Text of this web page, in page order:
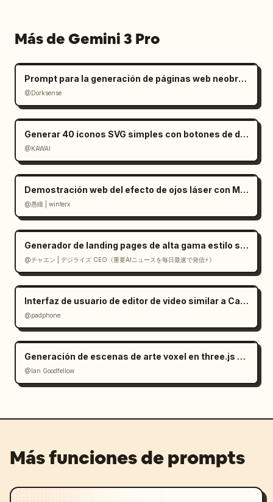
Más de Gemini 3 Pro
Prompt para la generación de páginas web neobrutalistas
@Dorksense
Generar 40 íconos SVG simples con botones de descarga
@KAWAI
Demostración web del efecto de ojos láser con Mediapipe y Three.js
@愚瞳 | winterx
Generador de landing pages de alta gama estilo suizo en React
@チャエン | デジライズ CEO《重要AIニュースを毎日最速で発信⚡️》
Interfaz de usuario de editor de video similar a CapCut en Gemini
@padphone
Generación de escenas de arte voxel en three.js a partir de una imagen
@Ian Goodfellow
Más funciones de prompts